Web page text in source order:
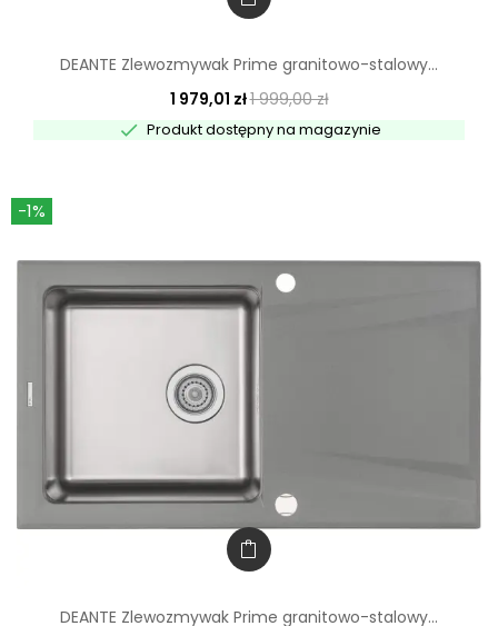
DEANTE Zlewozmywak Prime granitowo-stalowy...
1 979,01 zł1 999,00 zł
 Produkt dostępny na magazynie
-1%
DEANTE Zlewozmywak Prime granitowo-stalowy...